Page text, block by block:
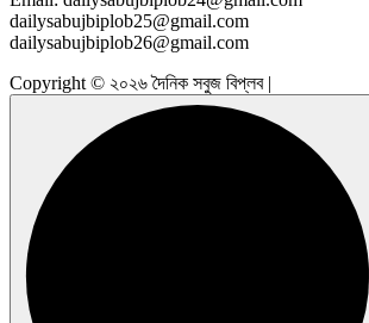
dailysabujbiplob25@gmail.com
dailysabujbiplob26@gmail.com
Copyright © ২০২৬ দৈনিক সবুজ বিপ্লব |